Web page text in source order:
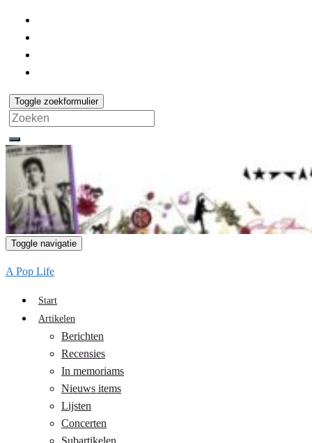
Toggle zoekformulier
Search
for:
Toggle navigatie
A Pop Life
Start
Artikelen
Berichten
Recensies
In memoriams
Nieuws items
Lijsten
Concerten
Subartikelen